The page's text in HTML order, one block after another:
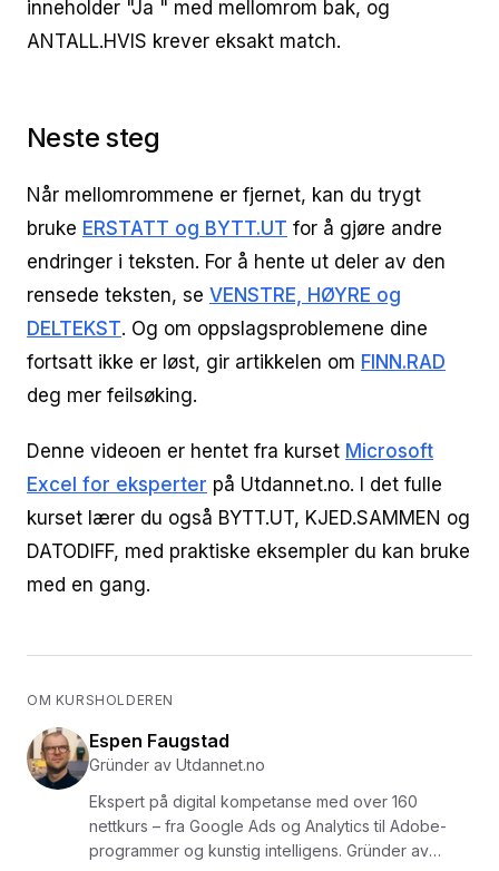
inneholder "Ja " med mellomrom bak, og
ANTALL.HVIS krever eksakt match.
Neste steg
Når mellomrommene er fjernet, kan du trygt
bruke ERSTATT og BYTT.UT for å gjøre andre
endringer i teksten. For å hente ut deler av den
rensede teksten, se VENSTRE, HØYRE og
DELTEKST. Og om oppslagsproblemene dine
fortsatt ikke er løst, gir artikkelen om FINN.RAD
deg mer feilsøking.
Denne videoen er hentet fra kurset Microsoft
Excel for eksperter på Utdannet.no. I det fulle
kurset lærer du også BYTT.UT, KJED.SAMMEN og
DATODIFF, med praktiske eksempler du kan bruke
med en gang.
OM KURSHOLDEREN
Espen Faugstad
Gründer av Utdannet.no
Ekspert på digital kompetanse med over 160
nettkurs – fra Google Ads og Analytics til Adobe-
programmer og kunstig intelligens. Gründer av